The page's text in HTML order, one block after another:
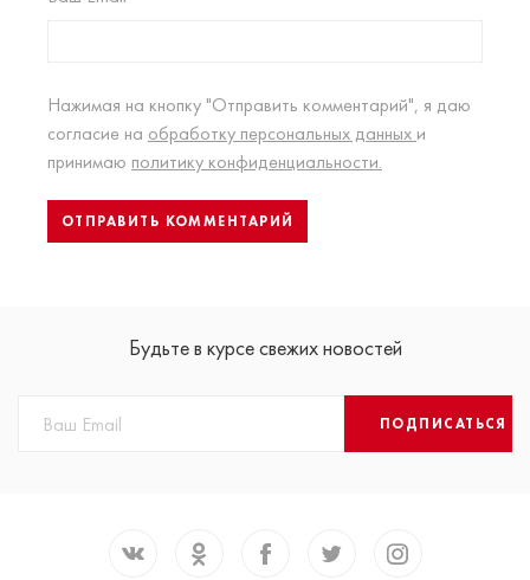
Нажимая на кнопку "Отправить комментарий", я даю
согласие на обработку персональных данных и
принимаю политику конфиденциальности.
Будьте в курсе свежих новостей
ПОДПИСАТЬСЯ